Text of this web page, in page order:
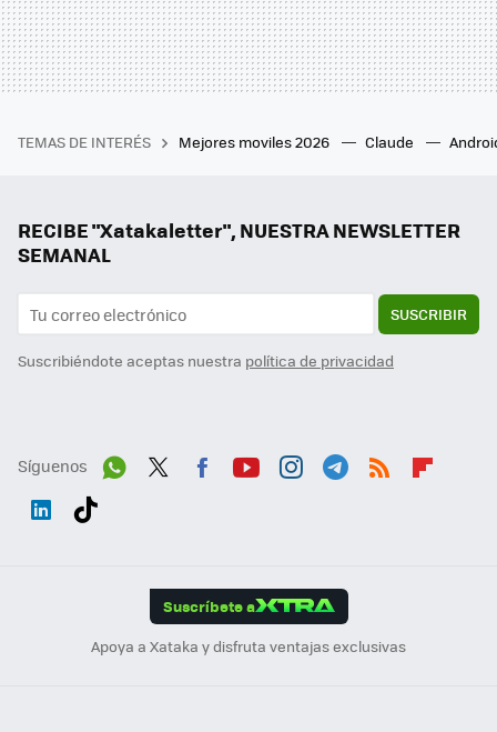
TEMAS DE INTERÉS Mejores moviles 2026 Claude
RECIBE "Xatakaletter", NUESTRA NEWSLETTER
SEMANAL
SUSCRIBIR
Suscribiéndote aceptas nuestra política de privacidad
Síguenos
Suscríbete a
Apoya a Xataka y disfruta ventajas exclusivas